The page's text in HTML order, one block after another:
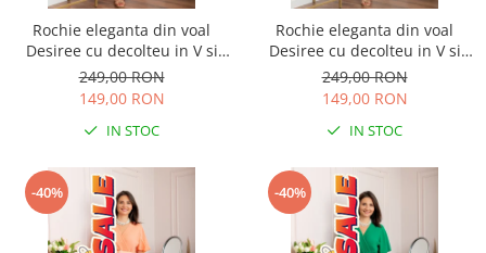
Rochie eleganta din voal
Desiree cu decolteu in V si
curea - Ciclam
249,00 RON
149,00 RON
IN STOC
Rochie eleganta din voal
Desiree cu decolteu in V si
curea - Galben
249,00 RON
149,00 RON
IN STOC
-40% -40%